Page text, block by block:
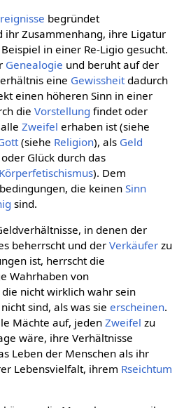
begründet
Zusammenhang, ihre Ligatur
in einer Re-Ligio gesucht.
Genealogie und beruht auf der
eine Gewissheitdadurch
einen höheren Sinn in einer
die Vorstellung findet oder
Zweifel erhaben ist (siehe
(siehe Religion), als Geld
Glück durch das
Körperfetischismus). Dem
die keinen Sinn
sind.
in denen der
beherrscht und der Verkäuferzu
ist, herrscht die
Wahrhaben von
nicht wirklich wahr sein
sind, als was sie erscheinen.
Mächte auf, jeden Zweifel zu
wäre, ihre Verhältnisse
Leben der Menschen als ihr
Lebensvielfalt, ihrem Rseichtum